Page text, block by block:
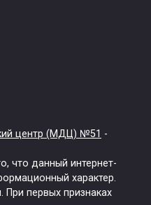
центр (МДЦ) №51 -
что данный интернет-
характер.
При первых признаках